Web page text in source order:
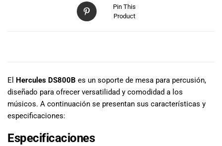
para nuestros
clientes. Ven a
línea a través
de nuestra
página web y
comodidad de
Pin This
Product
El Hercules DS800B es un soporte de mesa para percusión,
diseñado para ofrecer versatilidad y comodidad a los
músicos. A continuación se presentan sus características y
especificaciones:
Especificaciones